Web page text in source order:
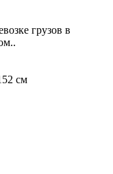
грузов в
см